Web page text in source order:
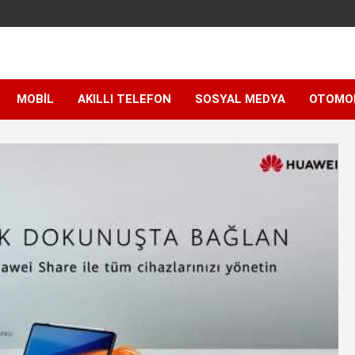
MOBIL AKILLI TELEFON SOSYAL MEDYA